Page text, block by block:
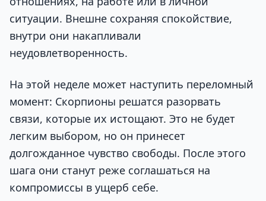
ситуации. Внешне сохраняя спокойствие,
внутри они накапливали
неудовлетворенность.
На этой неделе может наступить переломный
момент: Скорпионы решатся разорвать
связи, которые их истощают. Это не будет
легким выбором, но он принесет
долгожданное чувство свободы. После этого
шага они станут реже соглашаться на
компромиссы в ущерб себе.